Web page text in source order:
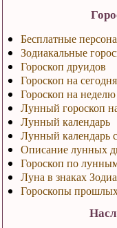
Бесплатные
Зодиакальные
Гороскоп друидов
Гороскоп на
Гороскоп на неделю
Лунный гороскоп
Лунный календарь
Лунный календарь
Описание лунных
Гороскоп по
Луна в знаках
Гороскопы